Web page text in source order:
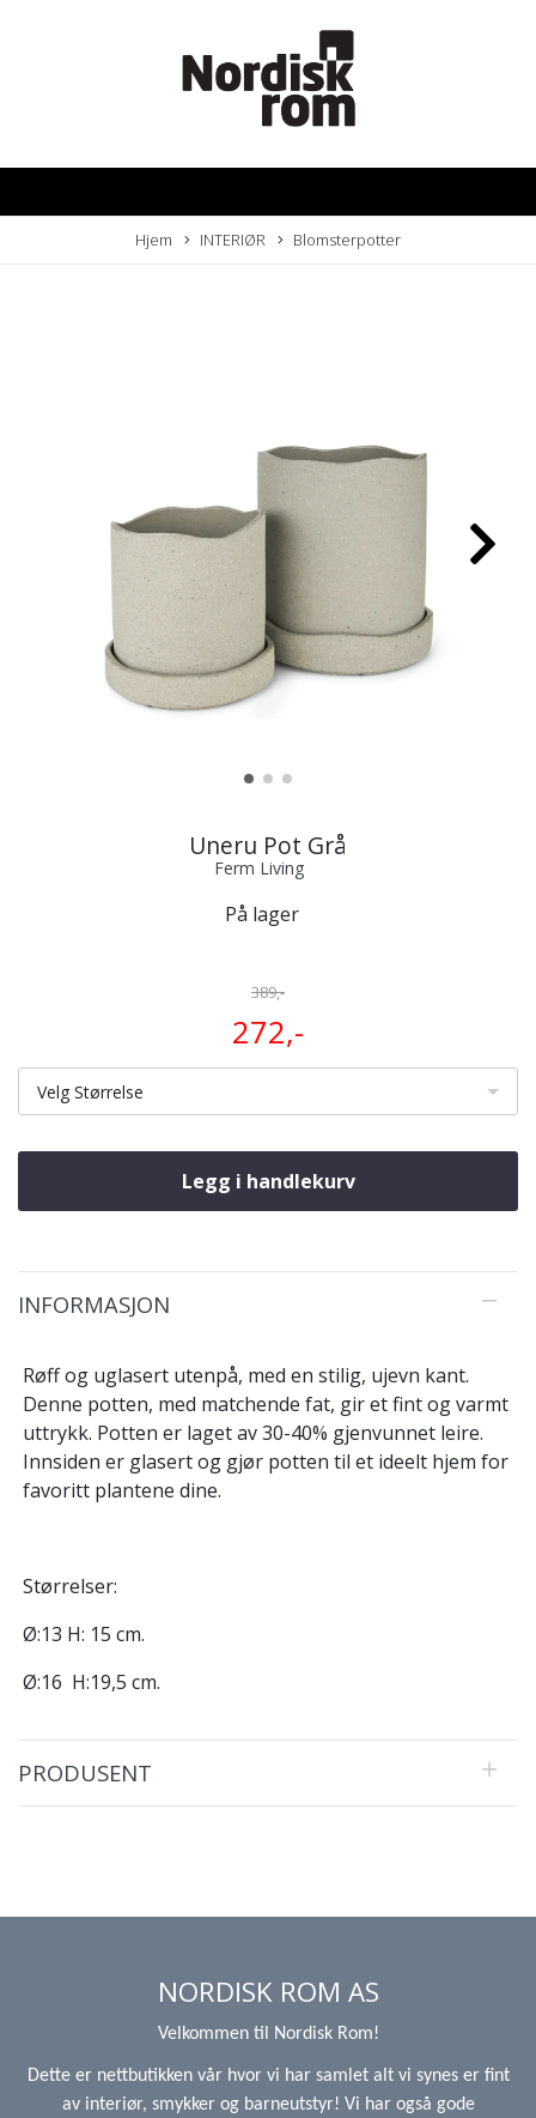
Hjem INTERIØR Blomsterpotter
Uneru Pot Grå
Ferm Living
På lager
389,-
272,-
Velg Størrelse
Legg i handlekurv
INFORMASJON
Røff og uglasert utenpå, med en stilig, ujevn kant.
Denne potten, med matchende fat, gir et fint og varmt
uttrykk. Potten er laget av 30-40% gjenvunnet leire.
Innsiden er glasert og gjør potten til et ideelt hjem for
favoritt plantene dine.
Størrelser:
Ø:13 H: 15 cm.
Ø:16 H:19,5 cm.
PRODUSENT
NORDISK ROM AS
Velkommen til Nordisk Rom!
Dette er nettbutikken vår hvor vi har samlet alt vi synes er fint
av interiør, smykker og barneutstyr! Vi har også gode